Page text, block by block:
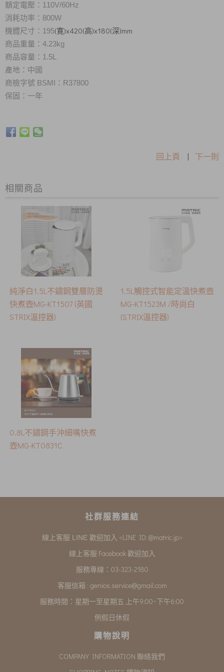
額定電壓：110V/60Hz
消耗功率：800W
機體尺寸：195(寛)x420(高)x180(深)mm
商品重量：4.23kg
商品容量 ：1.5L
產地：中國
商檢字號 BSMI ：R37800
保固：一年
回上頁 | 下一則
相關商品
純淨白1.5L不鏽鋼雙層防燙
快煮壺MG-KT1507 (英國
STRIX溫控器)
1.5L觸控式智能定溫快煮壺
MG-KT1523M /時尚白
(STRIX溫控器)
0.8L不鏽鋼手沖細嘴快煮
壺MG-KT0831C
社群服務連結
線上客服 LINE 歡迎加入 <LINE ID: @matric.jp>
線上客服 Facebook 歡迎加入
服務專線：03-323-2180
客服信箱 : genios.service@gmail.com
服務時間：星期一至星期五 上午9:00~下午6:00
例假日休假
購物說明
COMPANY INFORMATION 聯絡我們